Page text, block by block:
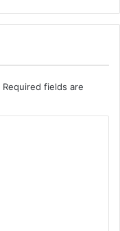
Required fields are